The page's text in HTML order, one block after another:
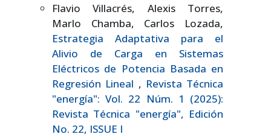
Flavio Villacrés, Alexis Torres,
Marlo Chamba, Carlos Lozada,
Estrategia Adaptativa para el
Alivio de Carga en Sistemas
Eléctricos de Potencia Basada en
Regresión Lineal , Revista Técnica
"energía": Vol. 22 Núm. 1 (2025):
Revista Técnica "energía", Edición
No. 22, ISSUE I